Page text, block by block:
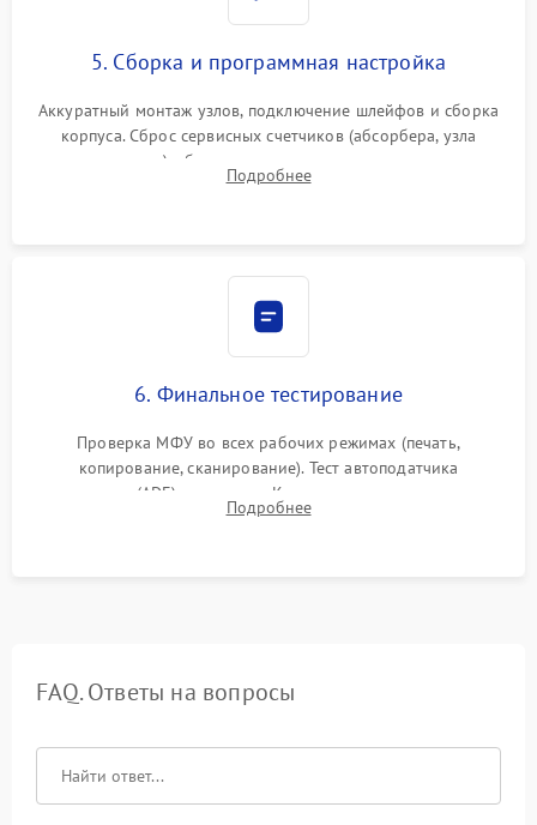
5. Сборка и программная настройка
Аккуратный монтаж узлов, подключение шлейфов и сборка
корпуса. Сброс сервисных счетчиков (абсорбера, узла
закрепления), обновление прошивки и программная
калибровка цветопередачи и позиционирования сканера.
Подробнее
6. Финальное тестирование
Проверка МФУ во всех рабочих режимах (печать,
копирование, сканирование). Тест автоподатчика
документов (ADF) и дуплекса. Контроль качества отпечатка
на отсутствие серого фона, полос и надежность запекания
Подробнее
FAQ. Ответы на вопросы